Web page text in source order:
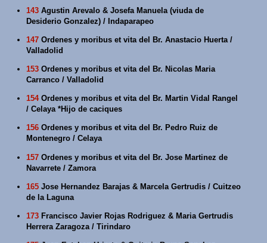
143 Agustin Arevalo & Josefa Manuela (viuda de
Desiderio Gonzalez) / Indaparapeo
147 Ordenes y moribus et vita del Br. Anastacio Huerta /
Valladolid
153 Ordenes y moribus et vita del Br. Nicolas Maria
Carranco / Valladolid
154Ordenes y moribus et vita del Br. Martin Vidal Rangel
/ Celaya *Hijo de caciques
156 Ordenes y moribus et vita del Br. Pedro Ruiz de
Montenegro / Celaya
157 Ordenes y moribus et vita del Br. Jose Martinez de
Navarrete / Zamora
165 Jose Hernandez Barajas & Marcela Gertrudis / Cuitzeo
de la Laguna
173 Francisco Javier Rojas Rodriguez & Maria Gertrudis
Herrera Zaragoza / Tirindaro